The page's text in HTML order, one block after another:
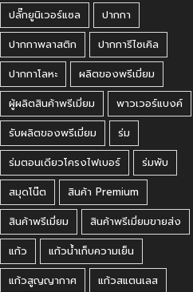
ปลั๊กยูนิเวอร์แซล
ปากกา
ปากกาพลาสติก
ปากการีไซเคิล
ปากกาโลหะ
ผลิตของพรีเมี่ยม
ผู้ผลิตสินค้าพรีเมี่ยม
พาวเวอร์แบงค์
รับผลิตของพรีเมี่ยม
ร่ม
ร่มตอนเดียวโครงไฟเบอร์
ร่มพับ
สมุดโน๊ต
สินค้า Premium
สินค้าพรีเมี่ยม
สินค้าพรีเมี่ยมขายส่ง
แก้ว
แก้วน้ำเก็บความเย็น
แก้วสูญญากาศ
แก้วสแตนเลส